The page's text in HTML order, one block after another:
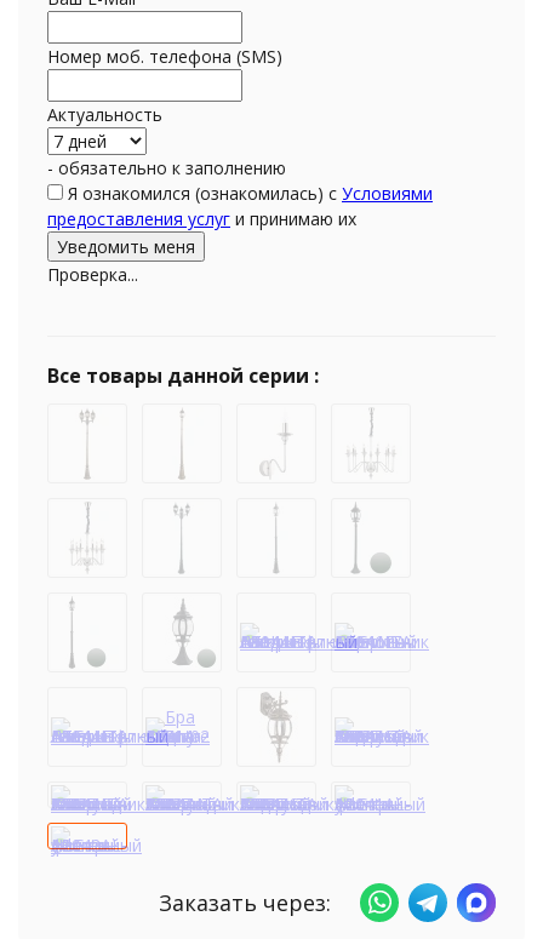
Номер моб. телефона (SMS)
Актуальность
- обязательно к заполнению
Я ознакомился (ознакомилась) с Условиями
предоставления услуг и принимаю их
Проверка...
Все товары данной серии :
Заказать через: